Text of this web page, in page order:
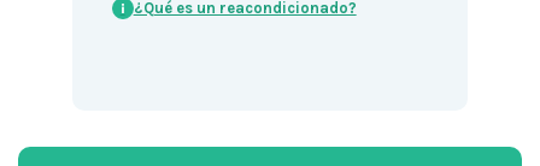
i ¿Qué es un reacondicionado?